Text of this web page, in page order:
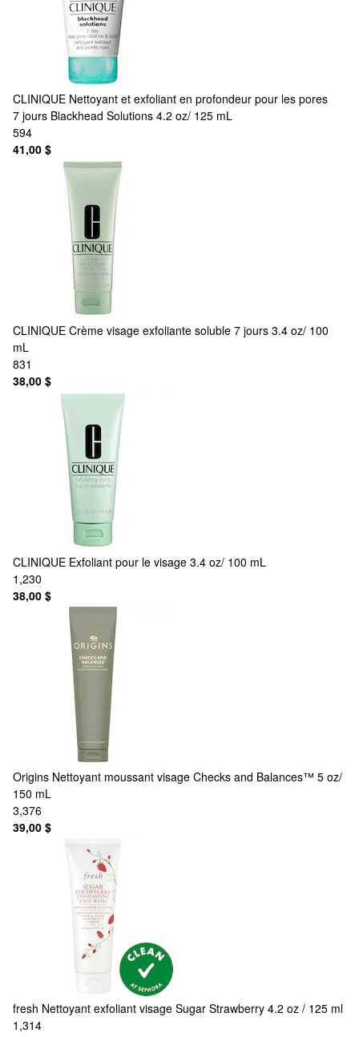
CLINIQUE Nettoyant et exfoliant en profondeur pour les pores
7 jours Blackhead Solutions 4.2 oz/ 125 mL
594
41,00 $
CLINIQUE Crème visage exfoliante soluble 7 jours 3.4 oz/ 100
mL
831
38,00 $
CLINIQUE Exfoliant pour le visage 3.4 oz/ 100 mL
1,230
38,00 $
Origins Nettoyant moussant visage Checks and Balances™ 5 oz/
150 mL
3,376
39,00 $
fresh Nettoyant exfoliant visage Sugar Strawberry 4.2 oz / 125 ml
1,314